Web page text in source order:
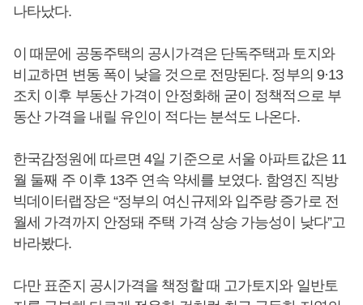
나타났다.
이 때문에 공동주택의 공시가격은 단독주택과 토지와
비교하면 변동 폭이 낮을 것으로 전망된다. 정부의 9·13
조치 이후 부동산 가격이 안정화해 굳이 정책적으로 부
동산 가격을 내릴 유인이 적다는 분석도 나온다.
한국감정원에 따르면 4일 기준으로 서울 아파트값은 11
월 둘째 주 이후 13주 연속 약세를 보였다. 함영진 직방
빅데이터랩장은 “정부의 여신규제와 입주량 증가로 전
월세 가격까지 안정돼 주택 가격 상승 가능성이 낮다”고
바라봤다.
다만 표준지 공시가격을 책정할 때 고가토지와 일반토